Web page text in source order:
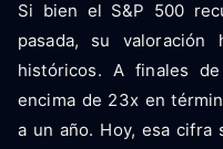
Si bien el S&P 500
pasada, su valoración
históricos. A finales
encima de 23x en
a un año. Hoy, esa cifra